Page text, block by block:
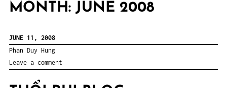
MONTH: JUNE 2008
JUNE 11, 2008
Phan Duy Hung
Leave a comment